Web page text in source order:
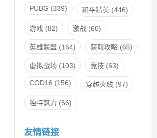
PUBG (339) 和平精英 (446)
游戏 (82) 激战 (60)
英雄联盟 (164) 获取攻略 (65)
虚拟战场 (103) 竞技 (63)
COD16 (156) 穿越火线 (97)
独特魅力 (66)
友情链接